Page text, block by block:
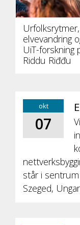
Urfolksrytmer,
elvevandring
UiT-forskning
Riddu Riđđu
okt
07
står i
Szeged,